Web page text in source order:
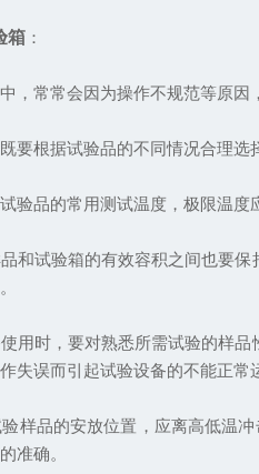
箱 ：
常常会因为操作不规范等原因
根据试验品的不同情况合理选
品的常用测试温度，极限温度
试验箱的有效容积之间也要保
时，要对熟悉所需试验的样品
失误而引起试验设备的不能正常
品的安放位置，应离高低温冲
准确。